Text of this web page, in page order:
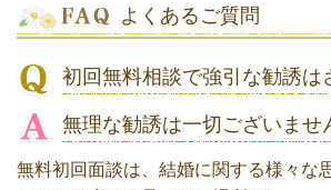
よくあるご質問
初回無料相談で強引な勧誘は
無理な勧誘は一切ございませ
無料初回面談は、結婚に関する様々な